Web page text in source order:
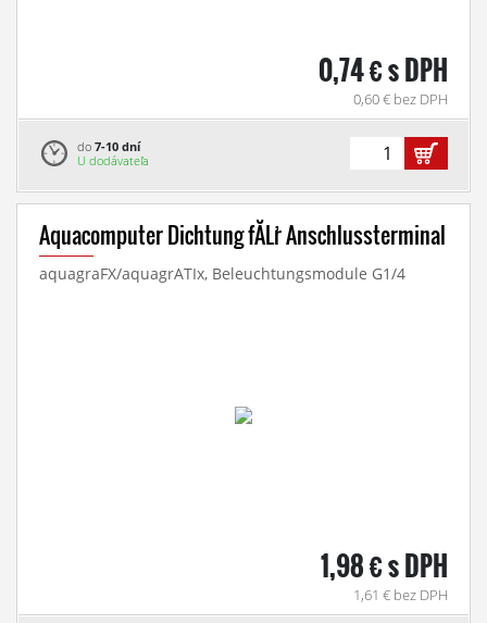
0,74 € s DPH
0,60 € bez DPH
do 7-10 dní
U dodávateľa
Aquacomputer Dichtung fĂĽr Anschlussterminal
aquagraFX/aquagrATIx, Beleuchtungsmodule G1/4
1,98 € s DPH
1,61 € bez DPH